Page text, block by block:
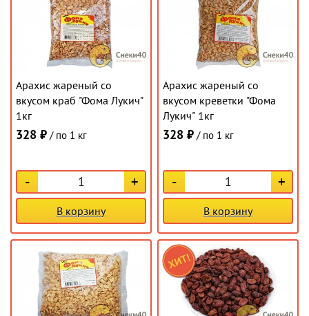
Арахис жареный со
вкусом краб "Фома Лукич"
1кг
328 ₽ / по 1 кг
- +
В корзину
Арахис жареный со
вкусом креветки "Фома
Лукич" 1кг
328 ₽ / по 1 кг
- +
В корзину